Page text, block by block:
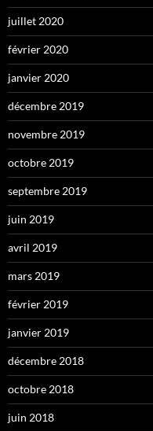
juillet 2020
février 2020
janvier 2020
décembre 2019
novembre 2019
octobre 2019
septembre 2019
juin 2019
avril 2019
mars 2019
février 2019
janvier 2019
décembre 2018
octobre 2018
juin 2018